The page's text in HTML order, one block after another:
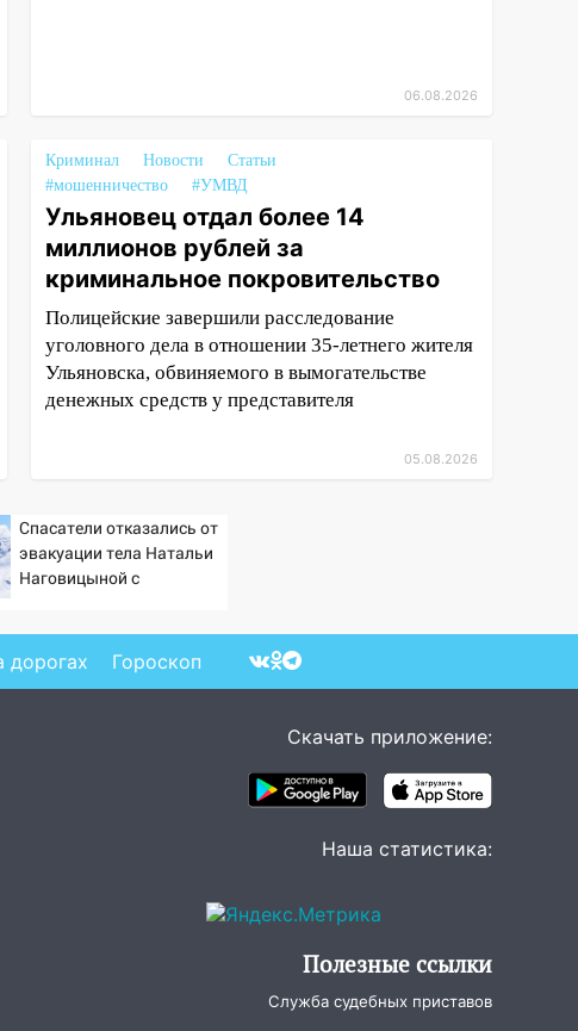
06.08.2026
Криминал Новости
Статьи
#мошенничество
#УМВД
Ульяновец отдал более 14
миллионов рублей за
криминальное покровительство
Полицейские завершили расследование
уголовного дела в отношении 35-летнего жителя
Ульяновска, обвиняемого в вымогательстве
денежных средств у представителя
05.08.2026
Спасатели отказались от
эвакуации тела Натальи
Наговицыной с
дорогах Гороскоп
Скачать приложение:
Наша статистика:
Полезные ссылки
Служба судебных приставов